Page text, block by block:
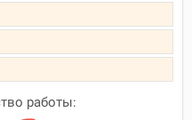
работы: